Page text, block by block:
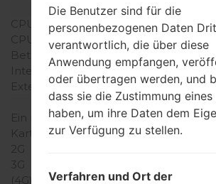
Ausrüstung
CPU
-
CPU-Kerne
-
Betriebsgedächtnis
Interner Speicher
-
Externer Speicher
-
Netzwerk und
Ein paar Plätze für SIM-
Karten
-
2G
3G
(4G) LTE
-
Die Benutzer sind für die
personenbezogenen Daten
verantwortlich, die über diese
Anwendung empfangen,
oder übertragen werden, und
dass sie die Zustimmung
haben, um ihre Daten dem
zur Verfügung zu stellen.
Verfahren und Ort der